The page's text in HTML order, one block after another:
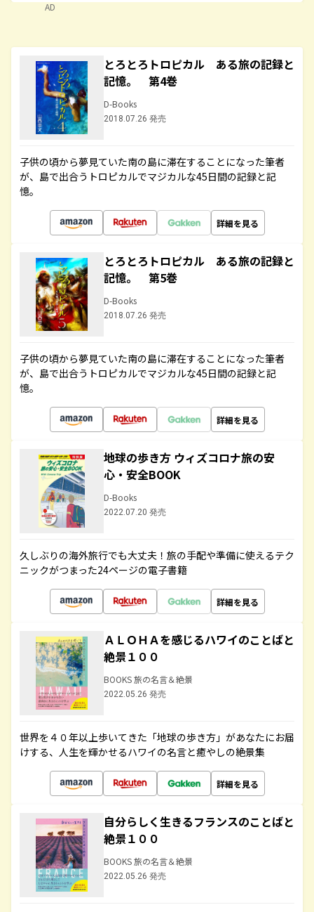
AD
とろとろトロピカル ある旅の記録と
記憶。 第4巻
D-Books
2018.07.26 発売
子供の頃から夢見ていた南の島に滞在することになった筆者
が、島で出合うトロピカルでマジカルな45日間の記録と記
憶。
詳細を見る
とろとろトロピカル ある旅の記録と
記憶。 第5巻
D-Books
2018.07.26 発売
子供の頃から夢見ていた南の島に滞在することになった筆者
が、島で出合うトロピカルでマジカルな45日間の記録と記
憶。
詳細を見る
地球の歩き方 ウィズコロナ旅の安
心・安全BOOK
D-Books
2022.07.20 発売
久しぶりの海外旅行でも大丈夫！旅の手配や準備に使えるテク
ニックがつまった24ページの電子書籍
詳細を見る
ＡＬＯＨＡを感じるハワイのことばと
絶景１００
BOOKS 旅の名言＆絶景
2022.05.26 発売
世界を４０年以上歩いてきた「地球の歩き方」があなたにお届
けする、人生を輝かせるハワイの名言と癒やしの絶景集
詳細を見る
自分らしく生きるフランスのことばと
絶景１００
BOOKS 旅の名言＆絶景
2022.05.26 発売